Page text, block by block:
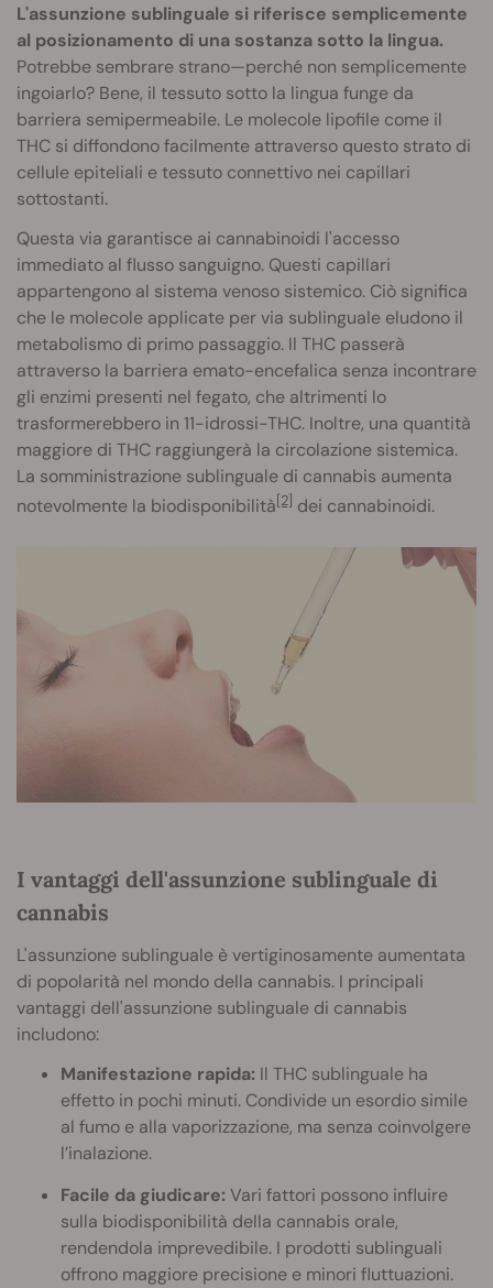
L'assunzione sublinguale si riferisce semplicemente
al posizionamento di una sostanza sotto la lingua.
Potrebbe sembrare strano—perché non semplicemente
ingoiarlo? Bene, il tessuto sotto la lingua funge da
barriera semipermeabile. Le molecole lipofile come il
THC si diffondono facilmente attraverso questo strato di
cellule epiteliali e tessuto connettivo nei capillari
sottostanti.
Questa via garantisce ai cannabinoidi l'accesso
immediato al flusso sanguigno. Questi capillari
appartengono al sistema venoso sistemico. Ciò significa
che le molecole applicate per via sublinguale eludono il
metabolismo di primo passaggio. Il THC passerà
attraverso la barriera emato-encefalica senza incontrare
gli enzimi presenti nel fegato, che altrimenti lo
trasformerebbero in 11-idrossi-THC. Inoltre, una quantità
maggiore di THC raggiungerà la circolazione sistemica.
La somministrazione sublinguale di cannabis aumenta
notevolmente la biodisponibilità[2] dei cannabinoidi.
I vantaggi dell'assunzione sublinguale di
cannabis
L'assunzione sublinguale è vertiginosamente aumentata
di popolarità nel mondo della cannabis. I principali
vantaggi dell'assunzione sublinguale di cannabis
includono:
Manifestazione rapida: Il THC sublinguale ha
effetto in pochi minuti. Condivide un esordio simile
al fumo e alla vaporizzazione, ma senza coinvolgere
l’inalazione.
Facile da giudicare: Vari fattori possono influire
sulla biodisponibilità della cannabis orale,
rendendola imprevedibile. I prodotti sublinguali
offrono maggiore precisione e minori fluttuazioni.